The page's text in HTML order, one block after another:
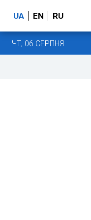
UA EN RU
ЧТ, 06 СЕРПНЯ